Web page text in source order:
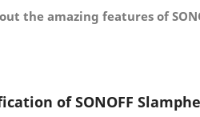
the amazing features of
of SONOFF